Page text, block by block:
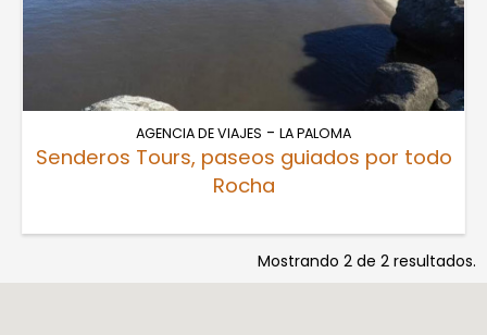
AGENCIA DE VIAJES - LA PALOMA
Senderos Tours, paseos guiados por todo
Rocha
Mostrando 2 de 2 resultados.